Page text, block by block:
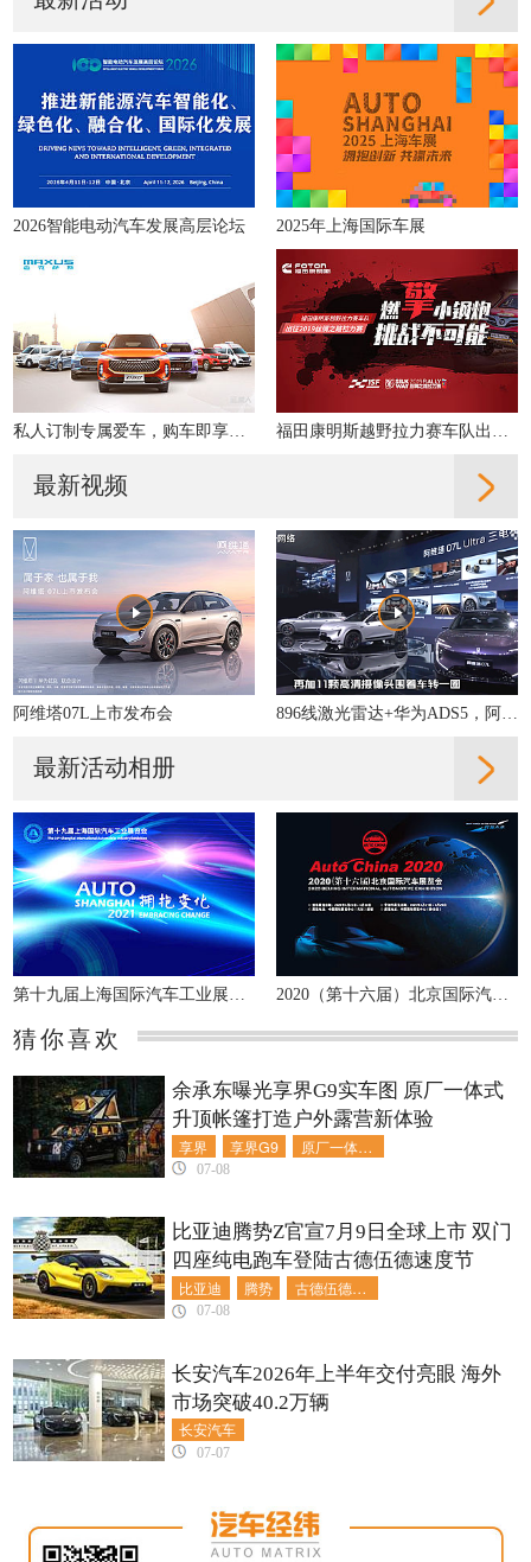
2026智能电动汽车发展高层论坛 2025年上海国际车展
私人订制专属爱车，购车即享多重好礼！ 福田康明斯越野拉力赛车队出征2019丝绸之路拉力赛
最新视频
阿维塔07L上市发布会 896线激光雷达+华为ADS5，阿维塔07L的智驾什么水平？
最新活动相册
2020（第十六届）北京国际汽车展览会
猜你喜欢
享界 享界G9 原厂一体式升顶帐篷
余承东曝光享界G9实车图 原厂一体式
升顶帐篷打造户外露营新体验
07-08
比亚迪 腾势 古德伍德速度节
比亚迪腾势Z官宣7月9日全球上市 双门
四座纯电跑车登陆古德伍德速度节
07-08
长安汽车
长安汽车2026年上半年交付亮眼 海外
市场突破40.2万辆
07-07